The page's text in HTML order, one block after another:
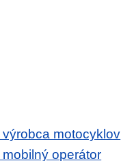
motocyklov
operátor